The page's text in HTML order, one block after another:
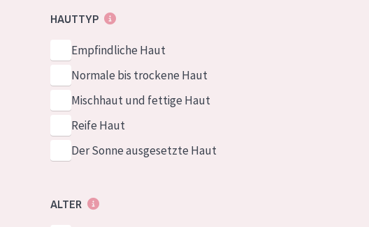
HAUTTYP
Empfindliche Haut
Normale bis trockene Haut
Mischhaut und fettige Haut
Reife Haut
Der Sonne ausgesetzte Haut
ALTER